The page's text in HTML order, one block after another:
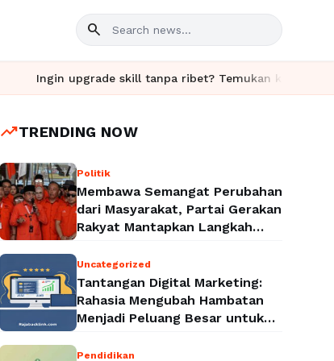
search
Ingin upgrade skill tanpa ribet? Temukan kelas seru dan
trending_upTRENDING NOW
Politik
Membawa Semangat Perubahan
dari Masyarakat, Partai Gerakan
Rakyat Mantapkan Langkah
Nasional
Uncategorized
Tantangan Digital Marketing:
Rahasia Mengubah Hambatan
Menjadi Peluang Besar untuk
Pendidikan